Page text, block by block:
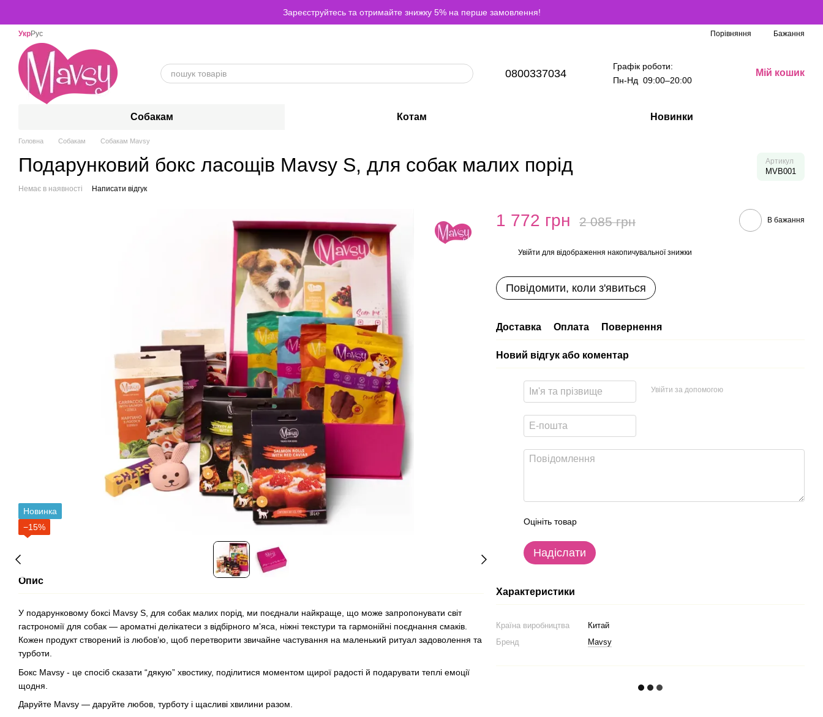
Зареєструйтесь та отримайте знижку 5% на перше замовлення!
УкрРус Порівняння Бажання
0800337034
Графік роботи:
Пн-Нд 09:00–20:00
Мій кошик
Собакам Котам Новинки
Головна Собакам Собакам Mavsy
Подарунковий бокс ласощів Mavsy S, для собак малих порід Артикул
MVB001
Немає в наявності Написати відгук
Новинка
−15%
Опис
У подарунковому боксі Mavsy S, для собак малих порід, ми поєднали найкраще, що може запропонувати світ
гастрономії для собак — ароматні делікатеси з відбірного м’яса, ніжні текстури та гармонійні поєднання смаків.
Кожен продукт створений із любов’ю, щоб перетворити звичайне частування на маленький ритуал задоволення та
турботи.
Бокс Mavsy - це спосіб сказати “дякую” хвостику, поділитися моментом щирої радості й подарувати теплі емоції
щодня.
Даруйте Mavsy — даруйте любов, турботу і щасливі хвилини разом.
1 772 грн 2 085 грн В бажання
Увійти для відображення накопичувальної знижки
Повідомити, коли з'явиться
Доставка Оплата Повернення
Новий відгук або коментар
Увійти за допомогою
Оцініть товар
Надіслати
Характеристики
Країна виробництва
Китай
Бренд
Mavsy